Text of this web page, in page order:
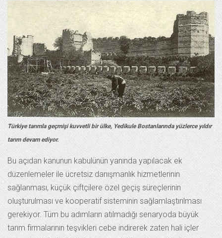
Türkiye tarımla geçmişi kuvvetli bir ülke, Yedikule Bostanlarında yüzlerce yıldır
tarım devam ediyor.
Bu açıdan kanunun kabulünün yanında yapılacak ek
düzenlemeler ile ücretsiz danışmanlık hizmetlerinin
sağlanması, küçük çiftçilere özel geçiş süreçlerinin
oluşturulması ve kooperatif sisteminin sağlamlaştırılması
gerekiyor. Tüm bu adımların atılmadığı senaryoda büyük
tarım firmalarının teşvikleri cebe indirerek zaten hali içler